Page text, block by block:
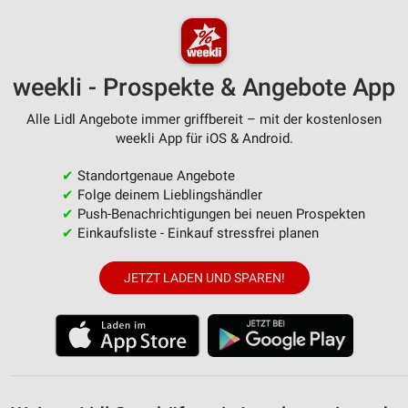
weekli - Prospekte & Angebote App
Alle Lidl Angebote immer griffbereit – mit der kostenlosen
weekli App für iOS & Android.
✔ Standortgenaue Angebote
✔ Folge deinem Lieblingshändler
✔ Push-Benachrichtigungen bei neuen Prospekten
✔ Einkaufsliste - Einkauf stressfrei planen
JETZT LADEN UND SPAREN!
Erstellung von Profilen zur Personalisierung
Verwendung von Profilen zur Auswahl
Messung der Werbeleistung
Messung der Performance von Inhalten
Analyse von Zielgruppen durch Statistiken oder
Kombinationen von Daten aus verschiedenen
Entwicklung und Verbesserung der Angebote
Verwendung reduzierter Daten zur Auswahl von
Inhalten